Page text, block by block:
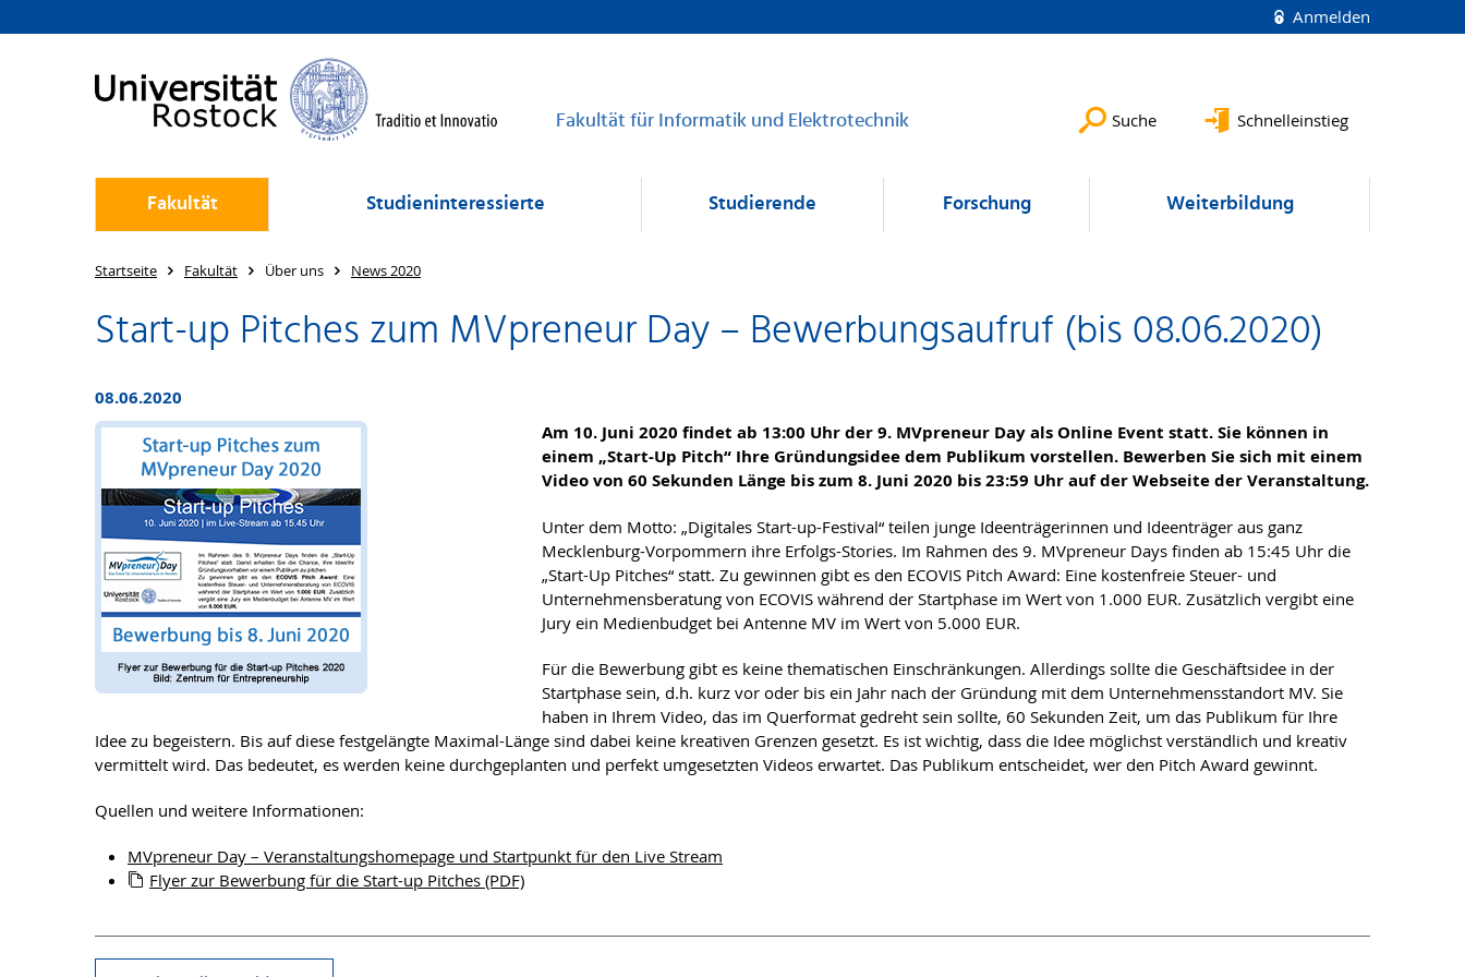
Anmelden
Fakultät für Informatik und Elektrotechnik Suche Schnelleinstieg
Fakultät Studieninteressierte Studierende Forschung Weiterbildung
Startseite Fakultät Über uns News 2020
Start-up Pitches zum MVpreneur Day – Bewerbungsaufruf (bis 08.06.2020)
08.06.2020
Am 10. Juni 2020 findet ab 13:00 Uhr der 9. MVpreneur Day als Online Event statt. Sie können in
einem „Start-Up Pitch“ Ihre Gründungsidee dem Publikum vorstellen. Bewerben Sie sich mit einem
Video von 60 Sekunden Länge bis zum 8. Juni 2020 bis 23:59 Uhr auf der Webseite der Veranstaltung.
Unter dem Motto: „Digitales Start-up-Festival“ teilen junge Ideenträgerinnen und Ideenträger aus ganz
Mecklenburg-Vorpommern ihre Erfolgs-Stories. Im Rahmen des 9. MVpreneur Days finden ab 15:45 Uhr die
„Start-Up Pitches“ statt. Zu gewinnen gibt es den ECOVIS Pitch Award: Eine kostenfreie Steuer- und
Unternehmensberatung von ECOVIS während der Startphase im Wert von 1.000 EUR. Zusätzlich vergibt eine
Jury ein Medienbudget bei Antenne MV im Wert von 5.000 EUR.
Für die Bewerbung gibt es keine thematischen Einschränkungen. Allerdings sollte die Geschäftsidee in der
Startphase sein, d.h. kurz vor oder bis ein Jahr nach der Gründung mit dem Unternehmensstandort MV. Sie
haben in Ihrem Video, das im Querformat gedreht sein sollte, 60 Sekunden Zeit, um das Publikum für Ihre
Idee zu begeistern. Bis auf diese festgelängte Maximal-Länge sind dabei keine kreativen Grenzen gesetzt. Es ist wichtig, dass die Idee möglichst verständlich und kreativ
vermittelt wird. Das bedeutet, es werden keine durchgeplanten und perfekt umgesetzten Videos erwartet. Das Publikum entscheidet, wer den Pitch Award gewinnt.
Quellen und weitere Informationen:
MVpreneur Day – Veranstaltungshomepage und Startpunkt für den Live Stream
Flyer zur Bewerbung für die Start-up Pitches (PDF)